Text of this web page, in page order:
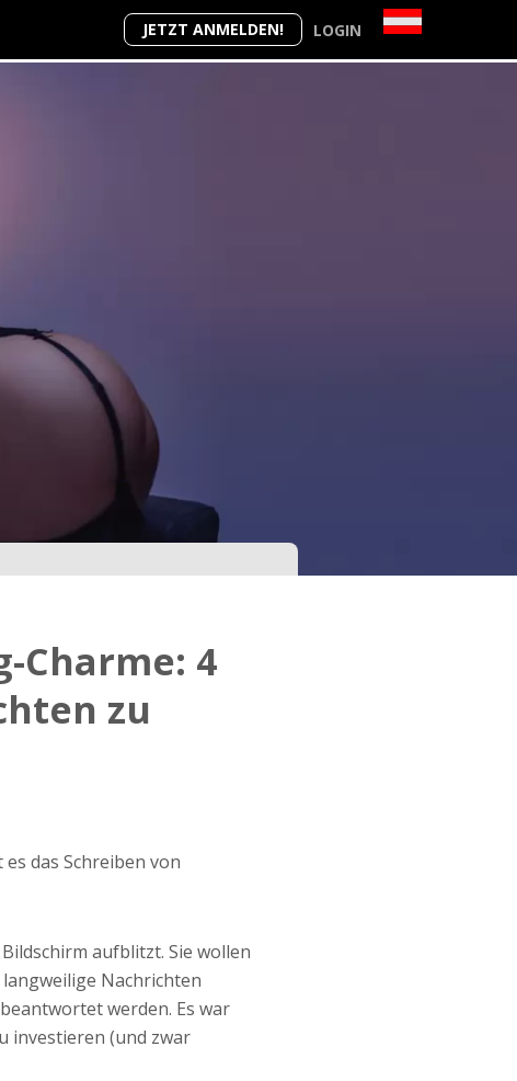
JETZT ANMELDEN! LOGIN
Charme: 4
zu
das Schreiben von
aufblitzt. Sie wollen
Nachrichten
werden. Es war
investieren (und zwar